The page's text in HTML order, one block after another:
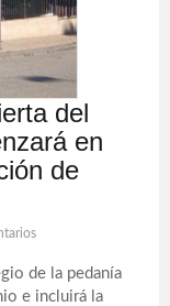
del
en
de
de la pedanía
e incluirá la